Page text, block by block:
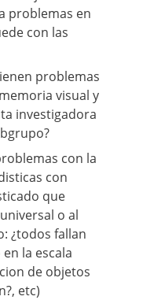
problemas en
con las
problemas
visual y
investigadora
con la
con
que
o al
¿todos fallan
la escala
de objetos
etc)